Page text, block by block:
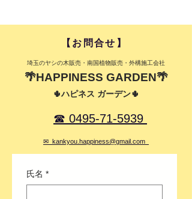
詳細はお問いわせください。｣
​【お問合せ】​
​埼玉のヤシの木販売・南国植物販売・外構施工会社
🌴HAPPINESS GARDEN🌴
🌵ハピネス ガーデン🌵
☎ 0495-71-5939
✉ kankyou.happiness@gmail.com
氏名 *